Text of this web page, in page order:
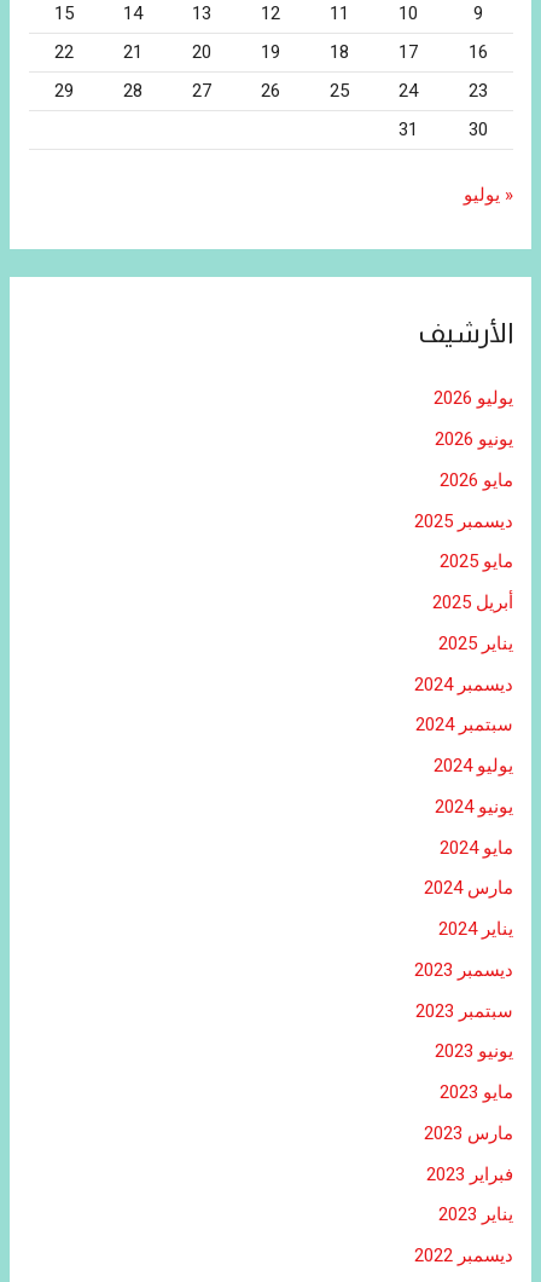
9
10
11
12
13
14
15
16
17
18
19
20
21
22
23
24
25
26
27
28
29
30
31
« يوليو
الأرشيف
يوليو 2026
يونيو 2026
مايو 2026
ديسمبر 2025
مايو 2025
أبريل 2025
يناير 2025
ديسمبر 2024
سبتمبر 2024
يوليو 2024
يونيو 2024
مايو 2024
مارس 2024
يناير 2024
ديسمبر 2023
سبتمبر 2023
يونيو 2023
مايو 2023
مارس 2023
فبراير 2023
يناير 2023
ديسمبر 2022